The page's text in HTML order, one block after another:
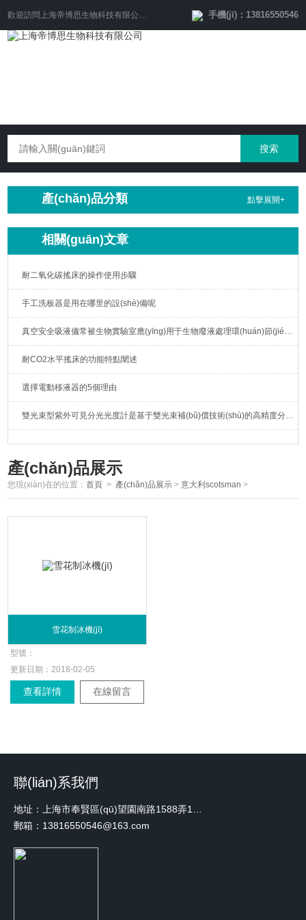
歡迎訪問 上海帝博思生物科技有限公司 網(wǎng)站！ 手機(jī)：13816550546
產(chǎn)品分類 點擊展開+
相關(guān)文章
耐二氧化碳搖床的操作使用步驟
手工洗板器是用在哪里的設(shè)備呢
真空安全吸液儀常被生物實驗室應(yīng)用于生物廢液處理環(huán)節(jié)中
耐CO2水平搖床的功能特點闡述
選擇電動移液器的5個理由
雙光束型紫外可見分光光度計是基于雙光束補(bǔ)償技術(shù)的高精度分析儀器
產(chǎn)品展示
您現(xiàn)在的位置：首頁 > 產(chǎn)品展示 >意大利scotsman >
雪花制冰機(jī)
型號：
更新日期：2018-02-05
查看詳情 在線留言
聯(lián)系我們
郵箱：13816550546@163.com